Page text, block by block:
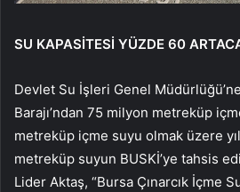
SU KAPASİTESİ YÜZDE 60
Devlet Su İşleri Genel Müdürlüğü’ne
Barajı’ndan 75 milyon metreküp
metreküp içme suyu olmak üzere
metreküp suyun BUSKİ’ye tahsis
Lider Aktaş, “Bursa Çınarcık İçme